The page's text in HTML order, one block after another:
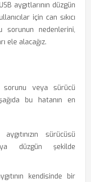
aygıtlarının düzgün
için can sıkıcı
sorunun nedenlerini,
ele alacağız.
veya sürücü
bu hatanın en
sürücüsü
düzgün şekilde
kendisinde bir